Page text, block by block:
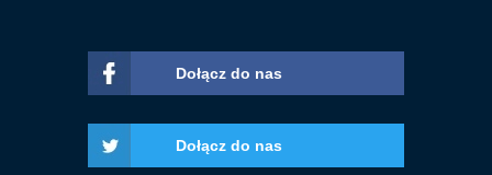
Dołącz do nas
Dołącz do nas